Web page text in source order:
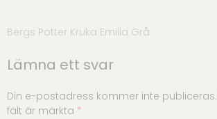
Inläggsnavigering
Bergs Potter Kruka Emilia Grå
Lämna ett svar
Din e-postadress kommer inte publiceras.
fält är märkta *